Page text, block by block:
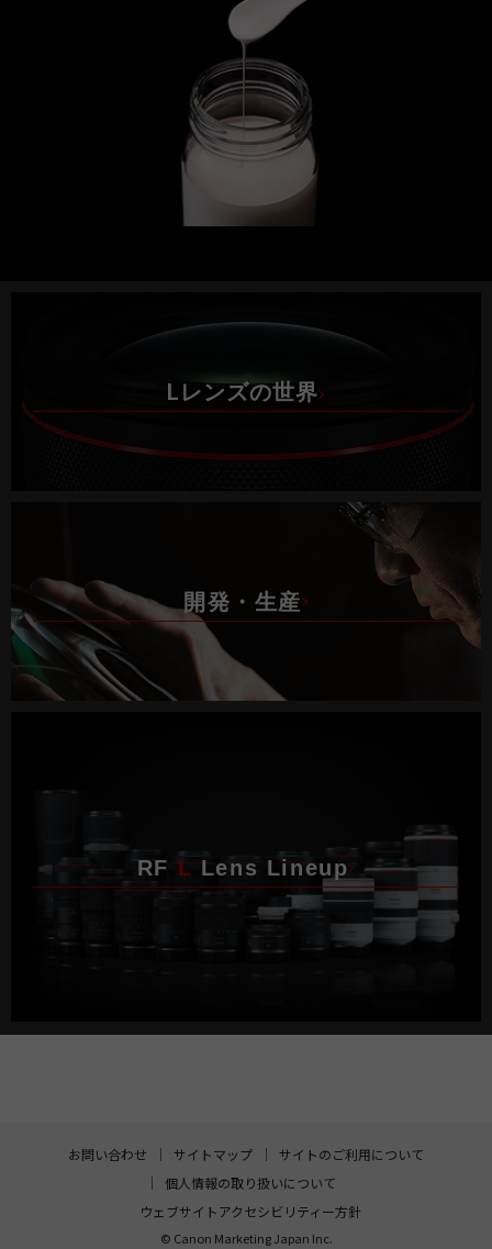
Lレンズの世界
開発・生産
RFLLens Lineup
お問い合わせ サイトマップ
サイトのご利用について
個人情報の取り扱いについて
ウェブサイトアクセシビリティー方針
© Canon Marketing Japan Inc.